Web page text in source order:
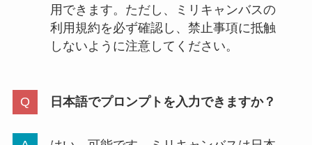
用できます。ただし、ミリキャンバスの
利用規約を必ず確認し、禁止事項に抵触
しないように注意してください。
日本語でプロンプトを入力できますか？